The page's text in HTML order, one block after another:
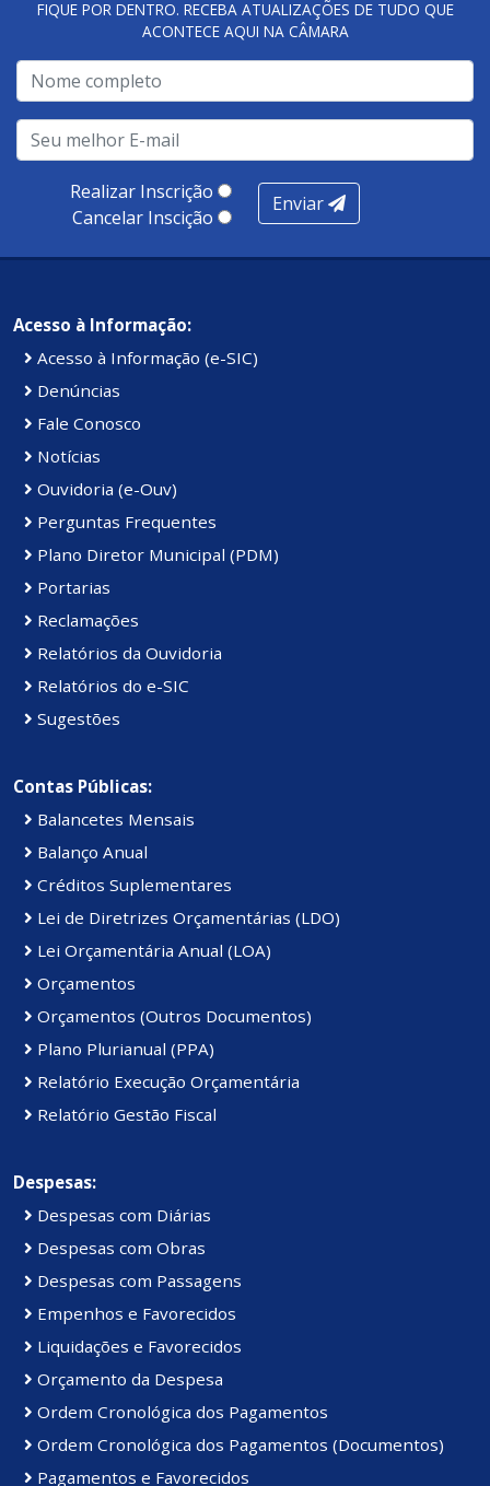
FIQUE POR DENTRO. RECEBA ATUALIZAÇÕES DE TUDO QUE
ACONTECE AQUI NA CÂMARA
Realizar Inscrição
Cancelar Inscição
Enviar
Acesso à Informação:
Acesso à Informação (e-SIC)
Denúncias
Fale Conosco
Notícias
Ouvidoria (e-Ouv)
Perguntas Frequentes
Plano Diretor Municipal (PDM)
Portarias
Reclamações
Relatórios da Ouvidoria
Relatórios do e-SIC
Sugestões
Contas Públicas:
Balancetes Mensais
Balanço Anual
Créditos Suplementares
Lei de Diretrizes Orçamentárias (LDO)
Lei Orçamentária Anual (LOA)
Orçamentos
Orçamentos (Outros Documentos)
Plano Plurianual (PPA)
Relatório Execução Orçamentária
Relatório Gestão Fiscal
Despesas:
Despesas com Diárias
Despesas com Obras
Despesas com Passagens
Empenhos e Favorecidos
Liquidações e Favorecidos
Orçamento da Despesa
Ordem Cronológica dos Pagamentos
Ordem Cronológica dos Pagamentos (Documentos)
Pagamentos e Favorecidos